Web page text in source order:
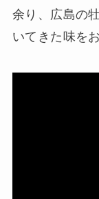
余り、広島の
いてきた味を